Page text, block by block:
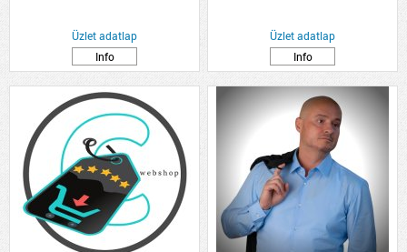
Üzlet adatlap
Info
Üzlet adatlap
Info